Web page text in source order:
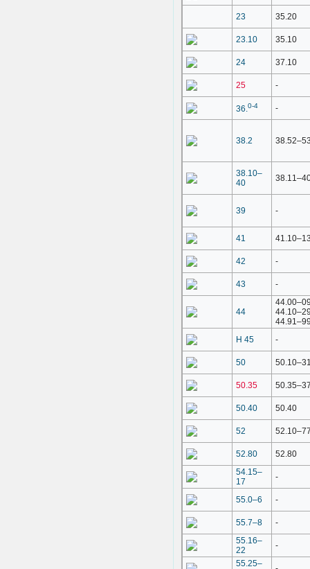
23 35.20
23.10 35.10
24 37.10
25 -
36.0-4 -
38.2
38.10–
40
39 -
41
42 -
43 -
44
H 45
-
50
50.35
50.40 50.40
52
52.80
52.80
54.15–
17
-
55.0–6 -
55.7–8
-
55.16–
22
-
55.25–